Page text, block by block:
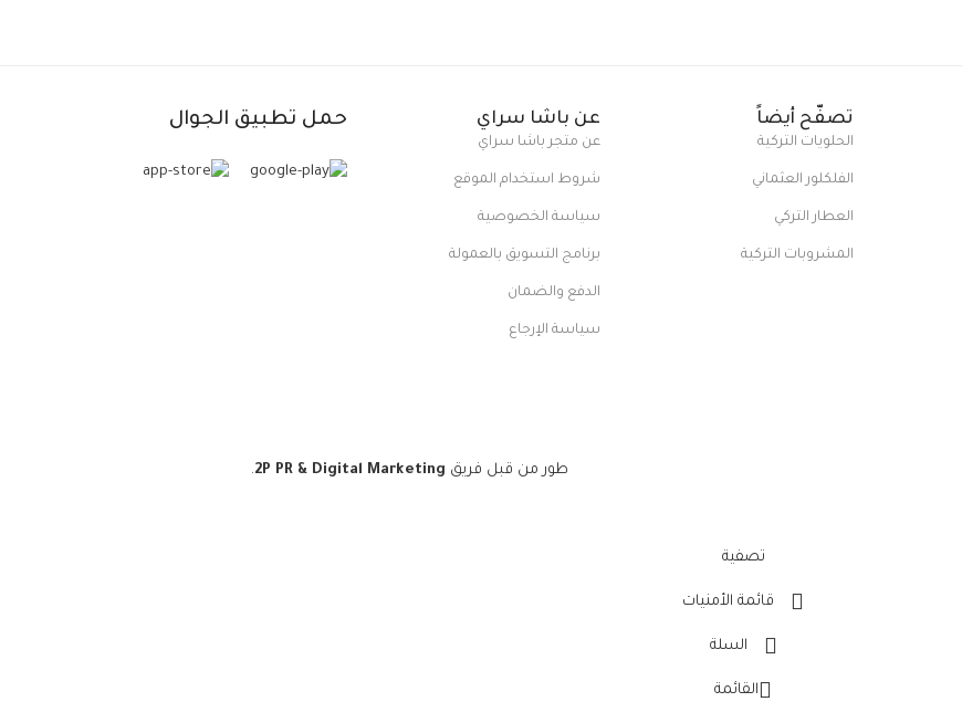
حمل تطبيق الجوال عن باشا سراي
عن متجر باشا سراي
شروط استخدام الموقع
سياسة الخصوصية
برنامج التسويق بالعمولة
الدفع والضمان
سياسة الإرجاع
تصفّح أيضاً
الحلويات التركية
الفلكلور العثماني
العطار التركي
المشروبات التركية
طور من قبل فريق 2P PR & Digital Marketing
.
تصفية
قائمة الأمنيات
السلة
القائمة